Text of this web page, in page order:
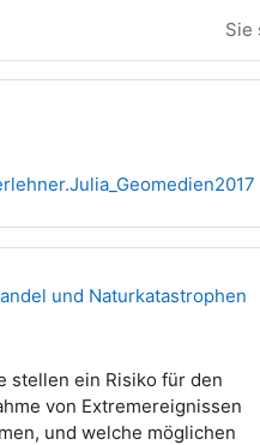
Sie
und Naturkatastrophen
stellen ein Risiko für den
von Extremereignissen
und welche möglichen